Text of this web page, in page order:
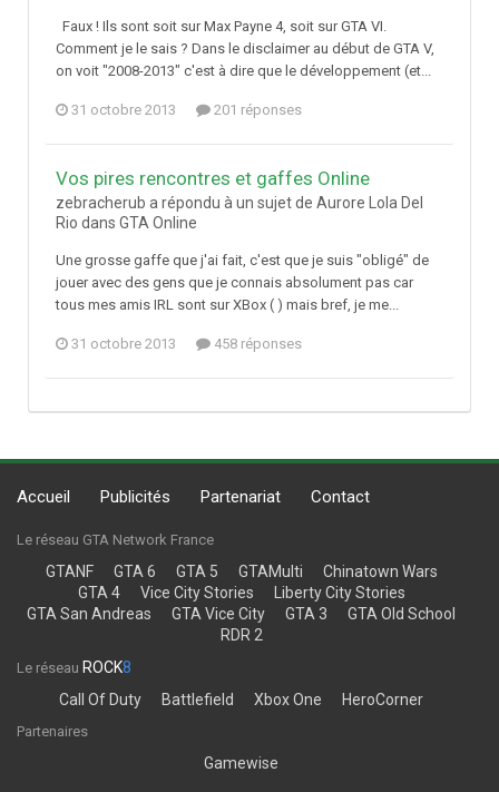
Faux ! Ils sont soit sur Max Payne 4, soit sur GTA VI.
Comment je le sais ? Dans le disclaimer au début de GTA V,
on voit "2008-2013" c'est à dire que le développement (et...
31 octobre 2013 201 réponses
Vos pires rencontres et gaffes Online
zebracherub a répondu à un sujet de Aurore Lola Del
Rio dans GTA Online
Une grosse gaffe que j'ai fait, c'est que je suis "obligé" de
jouer avec des gens que je connais absolument pas car
tous mes amis IRL sont sur XBox ( ) mais bref, je me...
31 octobre 2013 458 réponses
Accueil Publicités Partenariat Contact
Le réseau GTA Network France
GTANF GTA 6 GTA 5 GTAMulti
Chinatown Wars
GTA 4
Vice City Stories
Liberty City Stories
GTA San Andreas
GTA Vice City GTA 3
GTA Old School
RDR 2
Le réseau ROCK8
Call Of Duty
Battlefield Xbox One HeroCorner
Partenaires
Gamewise